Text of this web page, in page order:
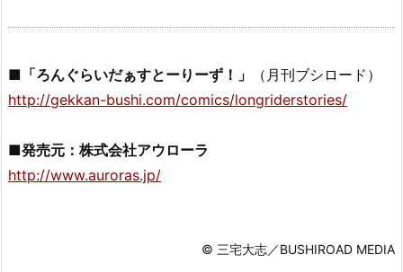
■「ろんぐらいだぁすとーりーず！」
（月刊ブシロード）
http://gekkan-bushi.com/comics/longriderstories/
■発売元：株式会社アウローラ
http://www.auroras.jp/
© 三宅大志／BUSHIROAD MEDIA